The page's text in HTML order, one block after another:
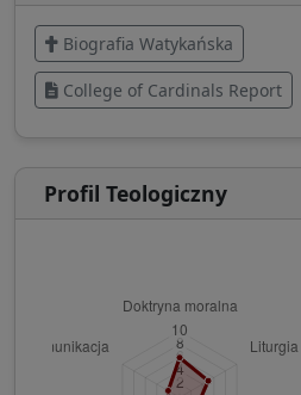
Biografia Watykańska
College of Cardinals Report
Profil Teologiczny